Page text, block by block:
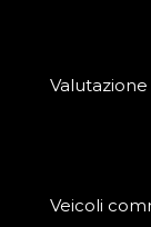
Veicoli